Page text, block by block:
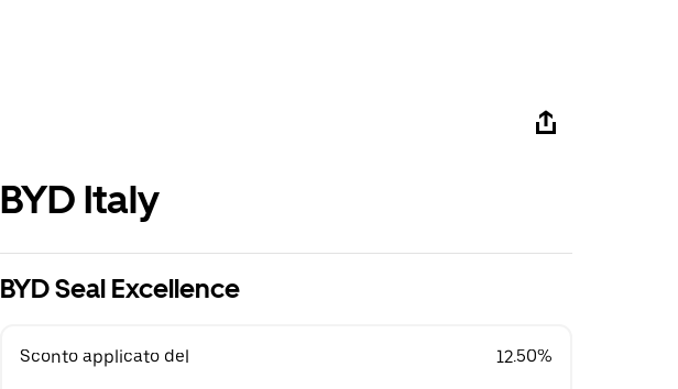
BYD Italy
BYD Seal Excellence
Sconto applicato del 12.50%